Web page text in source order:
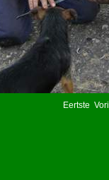
Eertste